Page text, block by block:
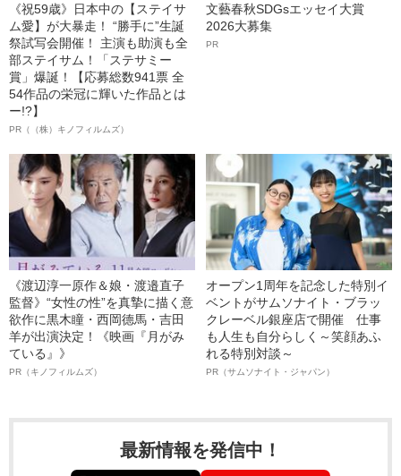
《祝59歳》日本中の【ステイサ
ム愛】が大暴走！ “勝手に”生誕
祭試写会開催！ 主演も助演も全
部ステイサム！「ステサミー
賞」爆誕！【応募総数941票 全
54作品の栄冠に輝いた作品とは
ー!?】
PR（（株）キノフィルムズ）
文藝春秋SDGsエッセイ大賞
2026大募集
PR
《渡辺淳一原作＆娘・渡邉直子
監督》“女性の性”を真摯に描く意
欲作に黒木瞳・西岡德馬・吉田
羊が出演決定！《映画『月がみ
ている』》
PR（キノフィルムズ）
オープン1周年を記念した特別イ
ベントがサムソナイト・ブラッ
クレーベル銀座店で開催 仕事
も人生も自分らしく～笑顔あふ
れる特別対談～
PR（サムソナイト・ジャパン）
最新情報を発信中！